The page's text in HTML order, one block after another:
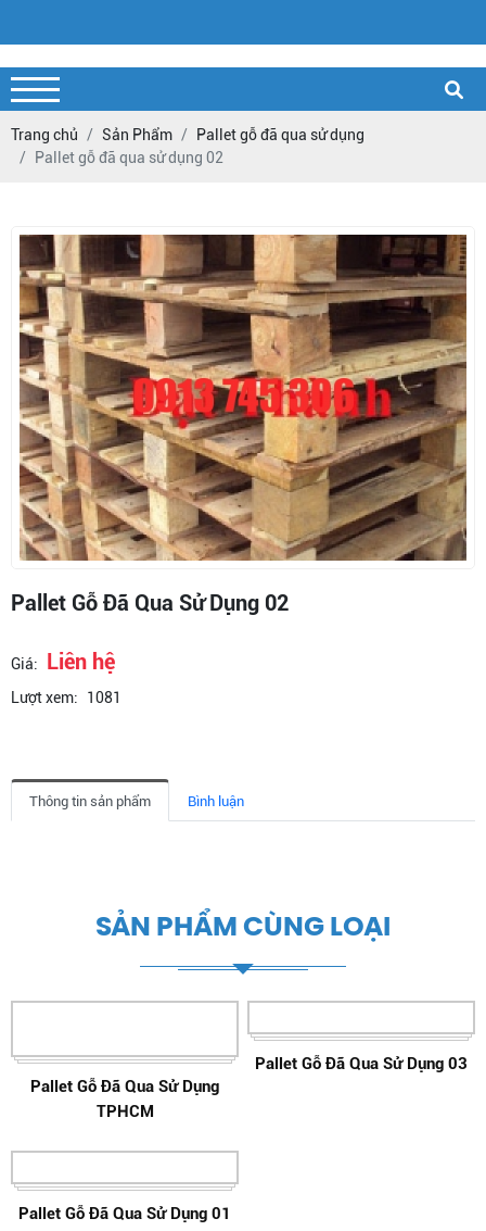
Trang chủ Sản Phẩm
Pallet gỗ đã qua sử dụng
Pallet gỗ đã qua sử dụng 02
Pallet Gỗ Đã Qua Sử Dụng 02
Giá: Liên hệ
Lượt xem: 1081
Thông tin sản phẩm Bình luận
SẢN PHẨM CÙNG LOẠI
Pallet Gỗ Đã Qua Sử Dụng
TPHCM
Pallet Gỗ Đã Qua Sử Dụng 03
Pallet Gỗ Đã Qua Sử Dụng 01